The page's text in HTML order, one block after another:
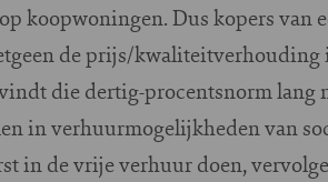
koopwoningen. Dus kopers van
de prijs/kwaliteitverhouding
die dertig-procentsnorm lang
in verhuurmogelijkheden van
in de vrije verhuur doen,